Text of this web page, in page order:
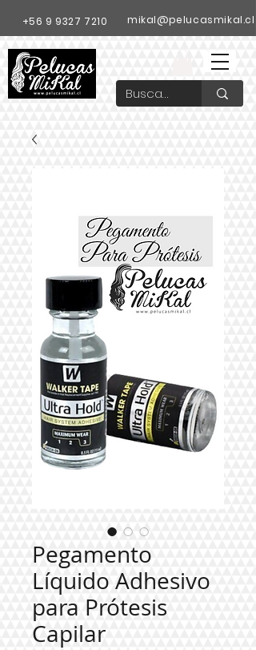
+56 9 9327 7210 mikal@pelucasmikal.cl
Pegamento
Líquido Adhesivo
para Prótesis
Capilar